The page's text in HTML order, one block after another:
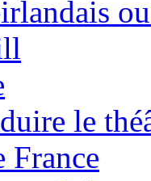
le
France